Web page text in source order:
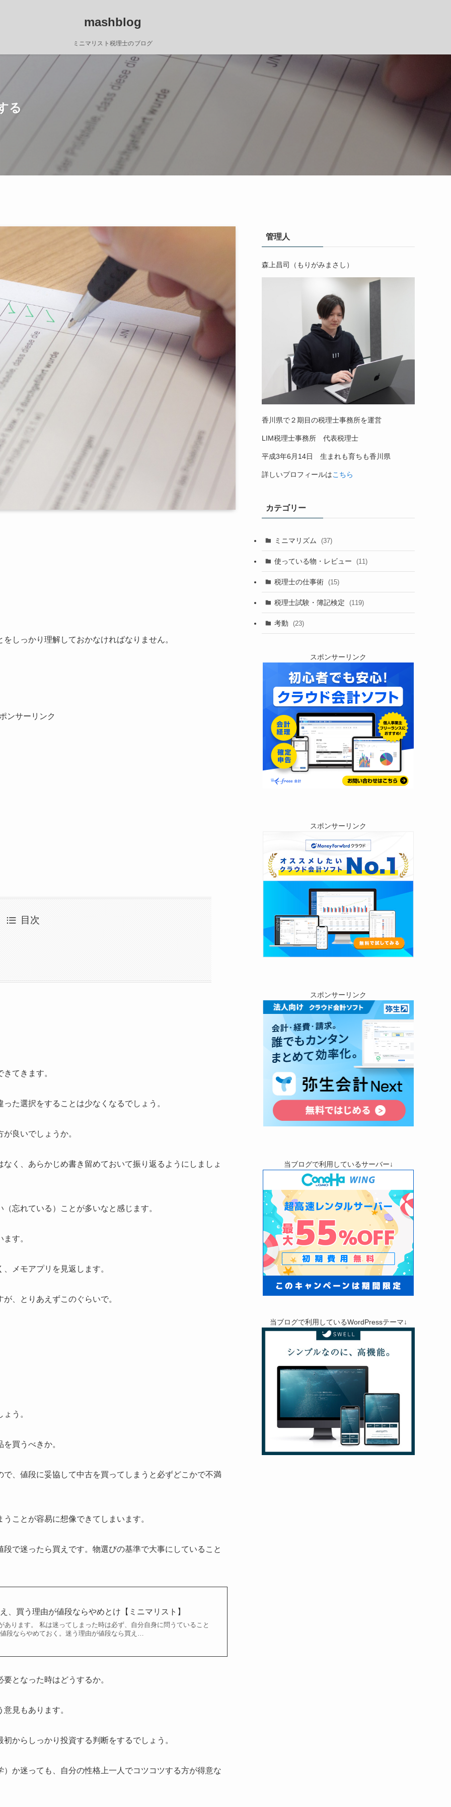
mashblog
ミニマリスト税理士のブログ
る
しっかり理解しておかなければなりません。
ンサーリンク
目次
てきます。
た選択をすることは少なくなるでしょう。
良いでしょうか。
く、あらかじめ書き留めておいて振り返るようにしましょ
忘れている）ことが多いなと感じます。
す。
メモアプリを見返します。
、とりあえずこのぐらいで。
う。
買うべきか。
、値段に妥協して中古を買ってしまうと必ずどこかで不満
ことが容易に想像できてしまいます。
で迷ったら買えです。物選びの基準で大事にしていること
、買う理由が値段ならやめとけ【ミニマリスト】
あります。 私は迷ってしまった時は必ず、自分自身に問うていること
段ならやめておく。迷う理由が値段なら買え…
となった時はどうするか。
見もあります。
からしっかり投資する判断をするでしょう。
か迷っても、自分の性格上一人でコツコツする方が得意な
管理人
森上昌司（もりがみまさし）
香川県で２期目の税理士事務所を運営
LIM税理士事務所 代表税理士
平成3年6月 14日 生まれも育ちも香川県
詳しいプロフィールはこちら
カテゴリー
ミニマリズム (37)
使っている物・レビュー (11)
税理士の仕事術 (15)
税理士試験・簿記検定 (119)
考動 (23)
スポンサーリンク
スポンサーリンク
スポンサーリンク
当ブログで利用しているサーバー↓
当ブログで利用しているWordPressテーマ↓